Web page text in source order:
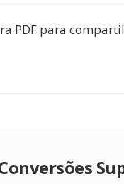
PDF para